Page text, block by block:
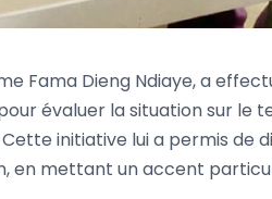
Fama Dieng Ndiaye, a
évaluer la situation sur le
initiative lui a permis de
en mettant un accent